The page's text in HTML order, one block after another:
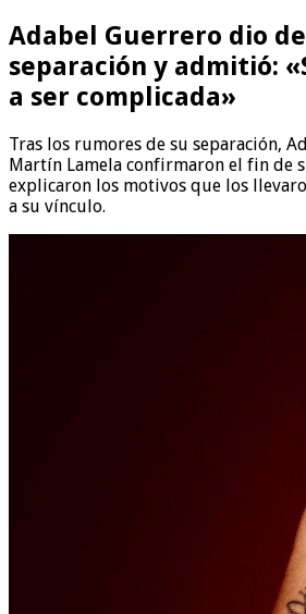
Adabel Guerrero dio
separación y admitió:
a ser complicada»
Tras los rumores de su separación,
Martín Lamela confirmaron el fin de
explicaron los motivos que los
a su vínculo.